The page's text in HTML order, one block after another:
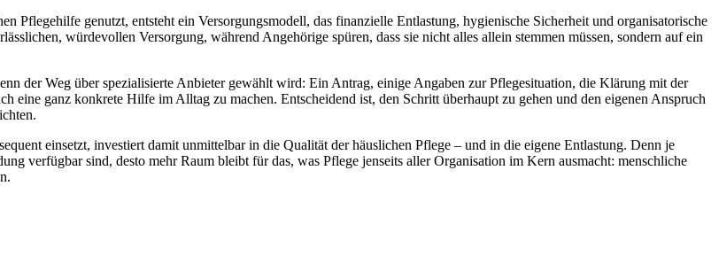
Pflegehilfe genutzt, entsteht ein Versorgungsmodell, das finanzielle Entlastung, hygienische Sicherheit und organisatorische
würdevollen Versorgung, während Angehörige spüren, dass sie nicht alles allein stemmen müssen, sondern auf ein
der Weg über spezialisierte Anbieter gewählt wird: Ein Antrag, einige Angaben zur Pflegesituation, die Klärung mit der
eine ganz konkrete Hilfe im Alltag zu machen. Entscheidend ist, den Schritt überhaupt zu gehen und den eigenen Anspruch
einsetzt, investiert damit unmittelbar in die Qualität der häuslichen Pflege – und in die eigene Entlastung. Denn je
verfügbar sind, desto mehr Raum bleibt für das, was Pflege jenseits aller Organisation im Kern ausmacht: menschliche